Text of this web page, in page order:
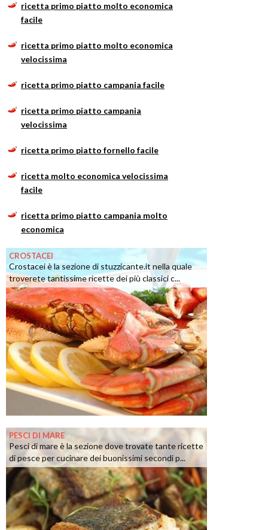
ricetta primo piatto molto economica
facile
ricetta primo piatto molto economica
velocissima
ricetta primo piatto campania facile
ricetta primo piatto campania
velocissima
ricetta primo piatto fornello facile
ricetta molto economica velocissima
facile
ricetta primo piatto campania molto
economica
CROSTACEI
Crostacei è la sezione di stuzzicante.it nella quale
troverete tantissime ricette dei più classici c...
PESCI DI MARE
Pesci di mare è la sezione dove trovate tante ricette
di pesce per cucinare dei buonissimi secondi p...